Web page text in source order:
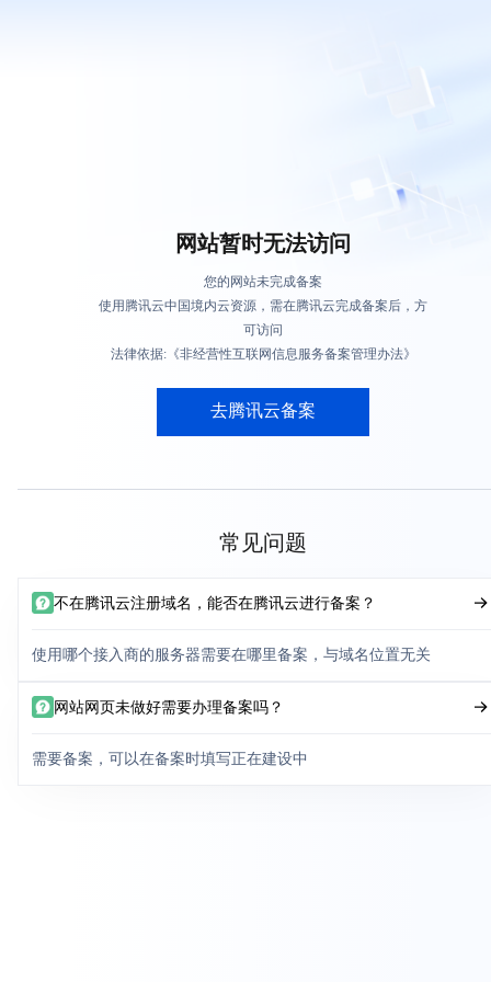
网站暂时无法访问
您的网站未完成备案
使用腾讯云中国境内云资源，需在腾讯云完成备案后，方
可访问
法律依据:《非经营性互联网信息服务备案管理办法》
去腾讯云备案
常见问题
不在腾讯云注册域名，能否在腾讯云进行备案？
使用哪个接入商的服务器需要在哪里备案，与域名位置无关
网站网页未做好需要办理备案吗？
需要备案，可以在备案时填写正在建设中